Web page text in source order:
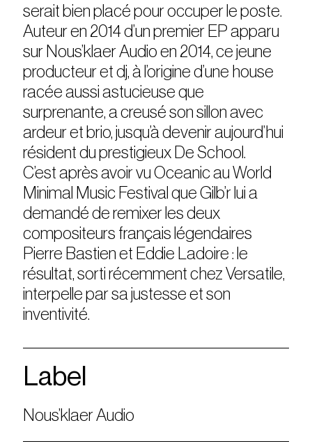
serait bien placé pour occuper le poste.
Auteur en 2014 d’un premier EP apparu
sur Nous’klaer Audio en 2014, ce jeune
producteur et dj, à l’origine d’une house
racée aussi astucieuse que
surprenante, a creusé son sillon avec
ardeur et brio, jusqu’à devenir aujourd’hui
résident du prestigieux De School.
C’est après avoir vu Oceanic au World
Minimal Music Festival que Gilb’r lui a
demandé de remixer les deux
compositeurs français légendaires
Pierre Bastien et Eddie Ladoire : le
résultat, sorti récemment chez Versatile,
interpelle par sa justesse et son
inventivité.
Label
Nous’klaer Audio